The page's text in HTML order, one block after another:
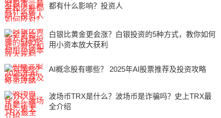
都有什么影响？投资人
白银比黄金更会涨？白银投资的5种方式，教你如何
用小资本放大获利
AI概念股有哪些？ 2025年AI股票推荐及投资攻略
波场币TRX是什么？波场币是诈骗吗？史上TRX最
全介绍